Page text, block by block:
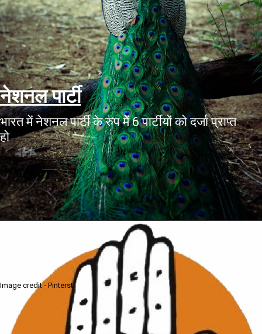
नेशनल पार्टी
भारत में नेशनल पार्टी के रुप मेें 6 पार्टीयों को दर्जा प्राप्त
हो
Image credit - Pinterst